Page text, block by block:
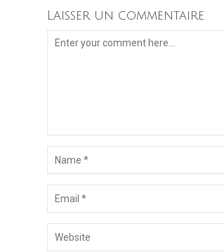
Laisser un commentaire